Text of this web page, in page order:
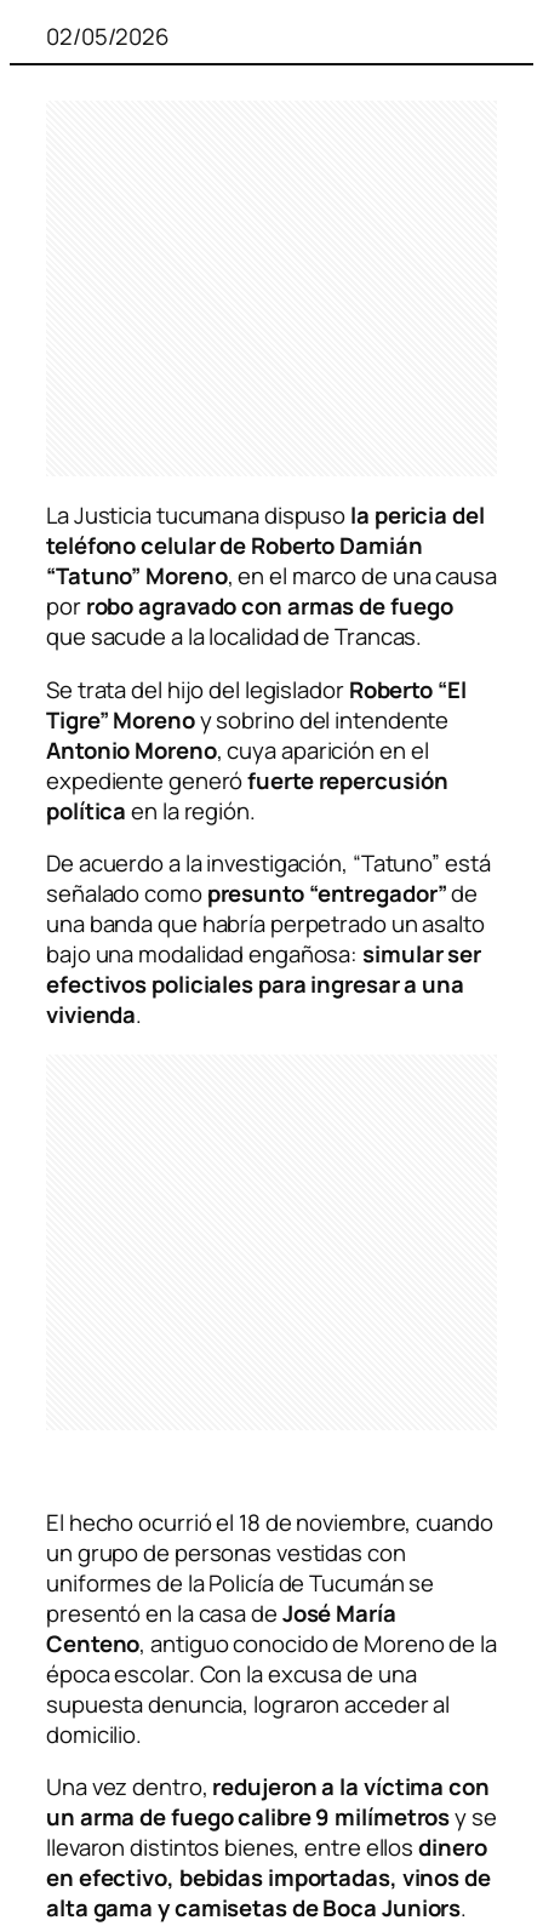
02/05/2026
La Justicia tucumana dispusola pericia del
teléfono celular de Roberto Damián
“Tatuno” Moreno, en el marco de una causa
porrobo agravado con armas de fuego
que sacude a la localidad de Trancas.
Se trata del hijo del legisladorRoberto “El
Tigre” Morenoy sobrino del intendente
Antonio Moreno, cuya aparición en el
expediente generófuerte repercusión
políticaen la región.
De acuerdo a la investigación, “Tatuno” está
señalado comopresunto “entregador”de
una banda que habría perpetrado un asalto
bajo una modalidad engañosa:simular ser
efectivos policiales para ingresar a una
vivienda.
El hecho ocurrió el 18 de noviembre, cuando
un grupo de personas vestidas con
uniformes de la Policía de Tucumán se
presentó en la casa deJosé María
Centeno, antiguo conocido de Moreno de la
época escolar. Con la excusa de una
supuesta denuncia, lograron acceder al
domicilio.
Una vez dentro, redujeron a la víctima con
un arma de fuego calibre 9 milímetrosy se
llevaron distintos bienes, entre ellosdinero
en efectivo, bebidas importadas, vinos de
alta gama y camisetas de Boca Juniors.